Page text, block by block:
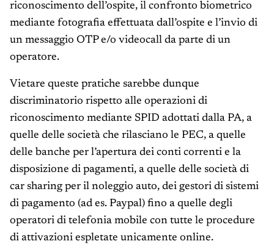
riconoscimento dell’ospite, il confronto biometrico
mediante fotografia effettuata dall’ospite e l’invio di
un messaggio OTP e/o videocall da parte di un
operatore.
Vietare queste pratiche sarebbe dunque
discriminatorio rispetto alle operazioni di
riconoscimento mediante SPID adottati dalla PA, a
quelle delle società che rilasciano le PEC, a quelle
delle banche per l’apertura dei conti correnti e la
disposizione di pagamenti, a quelle delle società di
car sharing per il noleggio auto, dei gestori di sistemi
di pagamento (ad es. Paypal) fino a quelle degli
operatori di telefonia mobile con tutte le procedure
di attivazioni espletate unicamente online.